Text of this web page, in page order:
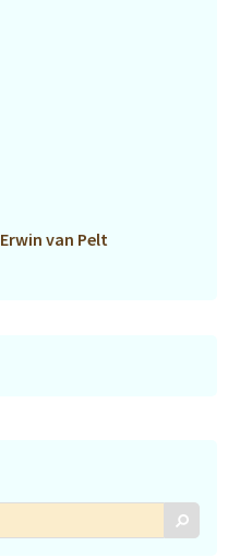
Erwin van Pelt
Zoek